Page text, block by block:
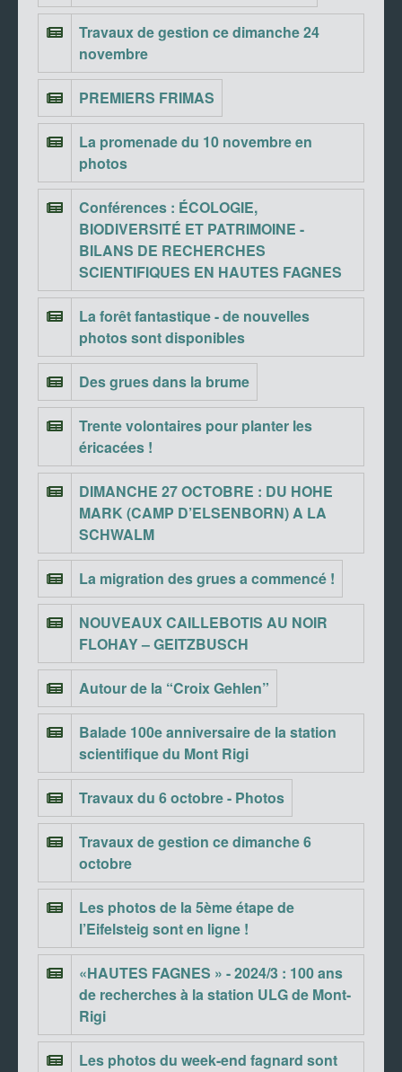
Travaux de gestion ce dimanche 24
novembre
PREMIERS FRIMAS
La promenade du 10 novembre en
photos
Conférences : ÉCOLOGIE,
BIODIVERSITÉ ET PATRIMOINE -
BILANS DE RECHERCHES
SCIENTIFIQUES EN HAUTES FAGNES
La forêt fantastique - de nouvelles
photos sont disponibles
Des grues dans la brume
Trente volontaires pour planter les
éricacées !
DIMANCHE 27 OCTOBRE : DU HOHE
MARK (CAMP D’ELSENBORN) A LA
SCHWALM
La migration des grues a commencé !
NOUVEAUX CAILLEBOTIS AU NOIR
FLOHAY – GEITZBUSCH
Autour de la “Croix Gehlen”
Balade 100e anniversaire de la station
scientifique du Mont Rigi
Travaux du 6 octobre - Photos
Travaux de gestion ce dimanche 6
octobre
Les photos de la 5ème étape de
l’Eifelsteig sont en ligne !
«HAUTES FAGNES » - 2024/3 : 100 ans
de recherches à la station ULG de Mont-
Rigi
Les photos du week-end fagnard sont